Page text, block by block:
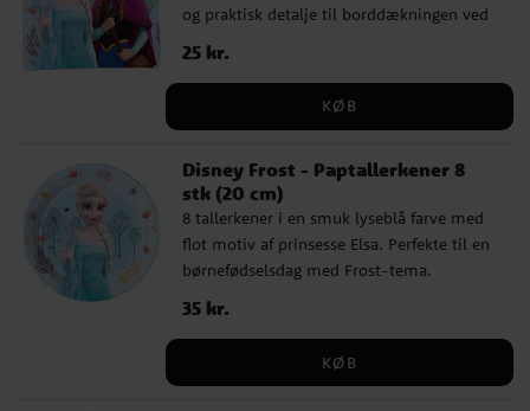
og praktisk detalje til borddækningen ved
et Frost-tema fødselsdag. Servietterne er
lavet af miljøvenligt FSC-certificeret papir,
Pris:25 kr.
25 kr.
KØB
Disney Frost - Paptallerkener 8
stk (20 cm)
8 tallerkener i en smuk lyseblå farve med
flot motiv af prinsesse Elsa. Perfekte til en
børnefødselsdag med Frost-tema.
Tallerkenerne er lavet af miljøvenligt FSC-
certificeret papir og har en diameter på 20
Pris:35 kr.
35 kr.
KØB